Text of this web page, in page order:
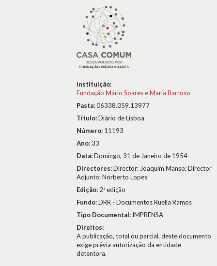
Instituição:
Fundação Mário Soares e Maria Barroso
Pasta:06338.059.13977
Título:Diário de Lisboa
Número: 11193
Ano:33
Data:Domingo, 31 de Janeiro de 1954
Directores:Director: Joaquim Manso; Director
Adjunto: Norberto Lopes
Edição: 2ª edição
Fundo:DRR - Documentos Ruella Ramos
Tipo Documental: IMPRENSA
Direitos:
A publicação, total ou parcial, deste documento
exige prévia autorização da entidade
detentora.